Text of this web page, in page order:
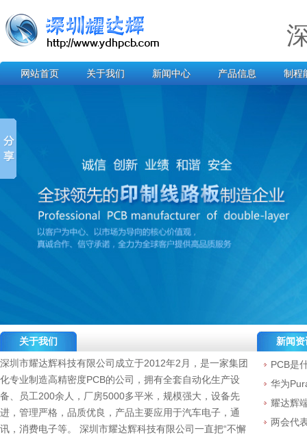
网站首页 关于我们 新闻中心 产品信息 制程
关于我们
深圳市耀达辉科技有限公司成立于2012年2月，是一家集团
化专业制造高精密度PCB的公司，拥有全套自动化生产设
备、员工200余人，厂房5000多平米，规模强大，设备先
进，管理严格，品质优良，产品主要应用于汽车电子，通
讯，消费电子等。 深圳市耀达辉科技有限公司一直把“不懈
新闻资
PCB是
华为
耀达辉
两会代